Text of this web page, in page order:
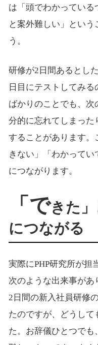
は「頭でわかっている
と案外難しい」という
う。
研修が2日間あるとし
日目にテストしてみ
ばかりのことでも、
分的に忘れてしまった
することがあります。
きない」「わかって
につながります。
「できた
につながる
実際にPHP研究所が担
次のような出来事があ
2日間の新入社員研修
たのですが、どうして
た。お辞儀ひとつで